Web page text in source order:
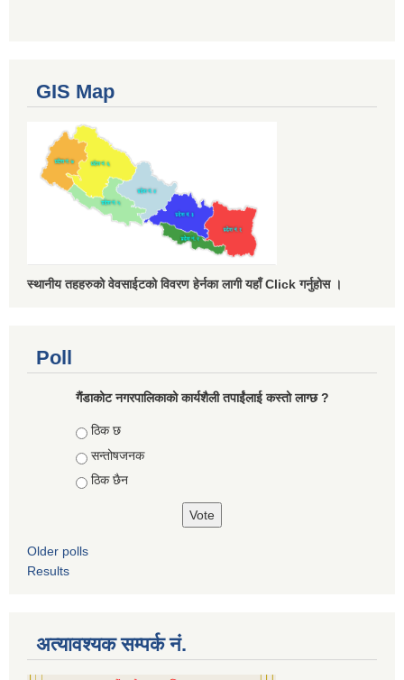
GIS Map
स्थानीय तहहरुको वेवसाईटको विवरण हेर्नका लागी यहाँ Click गर्नुहोस ।
Poll
गैंडाकोट नगरपालिकाको कार्यशैली तपाईंलाई कस्तो लाग्छ ?
Choices
ठिक छ
सन्तोषजनक
ठिक छैन
Older polls
Results
अत्यावश्यक सम्पर्क नं.